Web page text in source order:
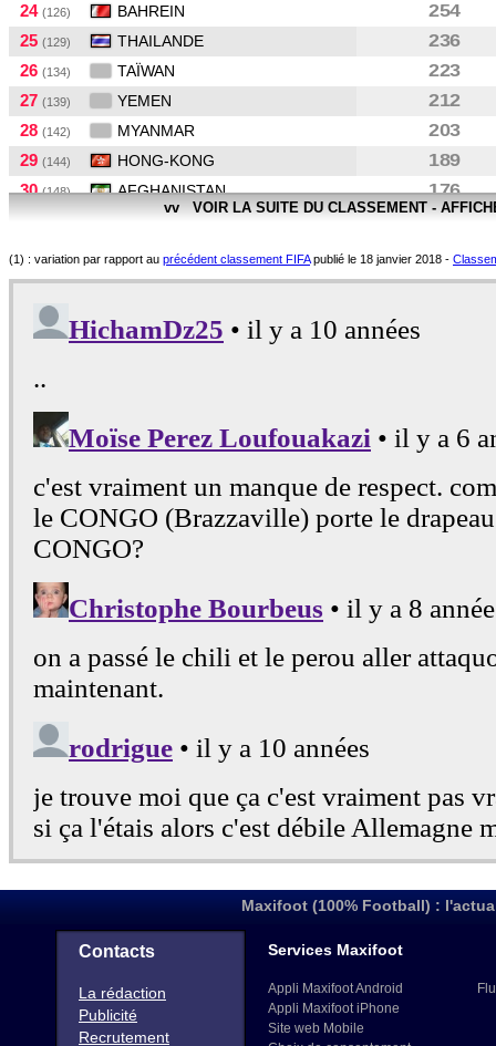
24 (126) BAHREIN
254
25 (129) THAILANDE
236
26 (134) TAÏWAN
223
27 (139) YEMEN
212
28 (142) MYANMAR
203
29 (144) HONG-KONG
189
30(148) AFGHANISTAN
176
ILES SALOMON
33(152) TAHITI
149
34(155)
35(156) VANUATU
38(165) NÉPAL
114
40(172) CAMBODGE
103
(173) SINGAPOUR
102
42 (174) KOWEIT
43(175)
44(183) LAOS
82
46(188) BHOUTAN
57
47(189) MONGOLIE
48(190)
49(191) TIMOR ORIENTAL
50
(192)
51
(194) SAMOA AMÉRIC.
38
33
SRI LANKA
vv VOIR LA SUITE DU CLASSEMENT -
(1) : variation par rapport au précédent classement FIFApublié le 18 janvier 2018 -
Maxifoot (100% Football) :
Contacts
La rédaction
Publicité
Recrutement
Services Maxifoot
Appli Maxifoot Android
Appli Maxifoot iPhone
Site web Mobile